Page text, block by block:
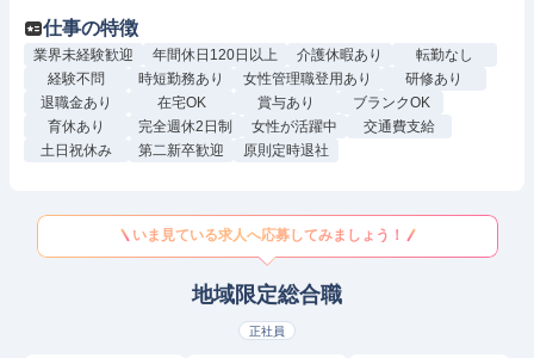
仕事の特徴
業界未経験歓迎 年間休日120日以上 介護休暇あり
転勤なし
経験不問
時短勤務あり 女性管理職登用あり
研修あり
退職金あり
在宅OK 賞与あり
ブランクOK
育休あり
完全週休2日制 女性が活躍中
交通費支給
土日祝休み
第二新卒歓迎 原則定時退社
いま見ている求人へ応募してみましょう！
地域限定総合職
正社員